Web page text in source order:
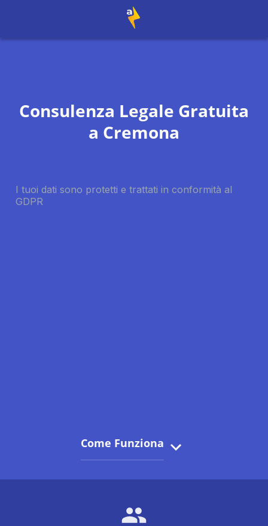
Consulenza Legale Gratuita
a Cremona
Come Funziona